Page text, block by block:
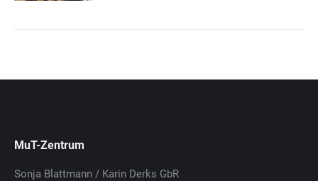
MuT-Zentrum
Sonja Blattmann / Karin Derks GbR